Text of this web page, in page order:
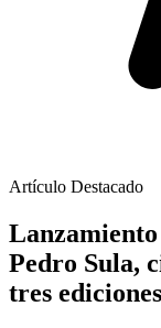
Artículo Destacado
Pedro Sula,
tres